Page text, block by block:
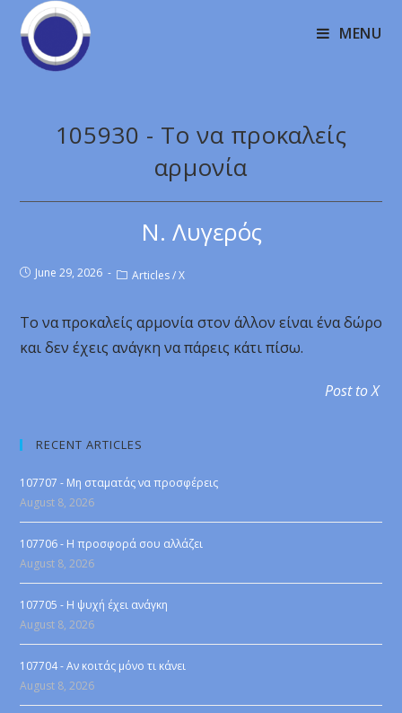
MENU
105930 - Το να προκαλείς
αρμονία
Ν. Λυγερός
June 29, 2026 Articles / X
Το να προκαλείς αρμονία στον άλλον είναι ένα δώρο
και δεν έχεις ανάγκη να πάρεις κάτι πίσω.
Post to X
RECENT ARTICLES
107707 - Μη σταματάς να προσφέρεις
August 8, 2026
107706 - Η προσφορά σου αλλάζει
August 8, 2026
107705 - Η ψυχή έχει ανάγκη
August 8, 2026
107704 - Αν κοιτάς μόνο τι κάνει
August 8, 2026